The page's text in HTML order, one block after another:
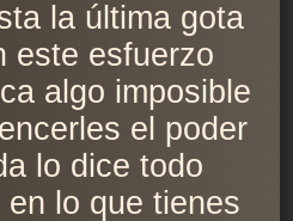
la última gota
este esfuerzo
algo imposible
el poder
lo dice todo
lo que tienes